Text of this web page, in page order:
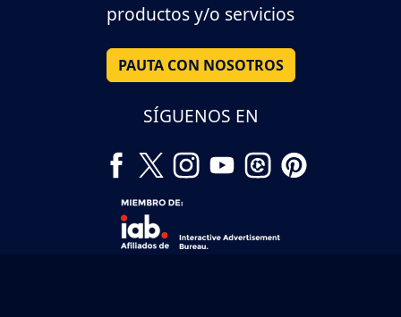
productos y/o servicios
PAUTA CON NOSOTROS
SÍGUENOS EN